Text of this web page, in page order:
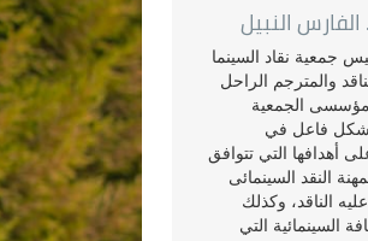
النبيل
جمعية نقاد السينما
والمترجم الراحل
الجمعية
بشكل فاعل في
أهدافها التي تتوافق
النقد السينمائى
الناقد، وكذلك
السينمائية التي